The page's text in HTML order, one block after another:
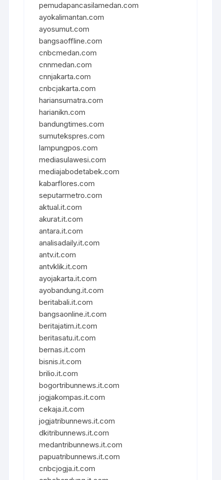
pemudapancasilamedan.com
ayokalimantan.com
ayosumut.com
bangsaoffline.com
cnbcmedan.com
cnnmedan.com
cnnjakarta.com
cnbcjakarta.com
hariansumatra.com
harianikn.com
bandungtimes.com
sumutekspres.com
lampungpos.com
mediasulawesi.com
mediajabodetabek.com
kabarflores.com
seputarmetro.com
aktual.it.com
akurat.it.com
antara.it.com
analisadaily.it.com
antv.it.com
antvklik.it.com
ayojakarta.it.com
ayobandung.it.com
beritabali.it.com
bangsaonline.it.com
beritajatim.it.com
beritasatu.it.com
bernas.it.com
bisnis.it.com
brilio.it.com
bogortribunnews.it.com
jogjakompas.it.com
cekaja.it.com
jogjatribunnews.it.com
dkitribunnews.it.com
medantribunnews.it.com
papuatribunnews.it.com
cnbcjogja.it.com